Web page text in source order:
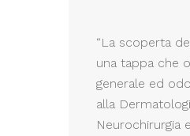
“La scoperta
una tappa che
generale ed
alla
Neurochirurgia